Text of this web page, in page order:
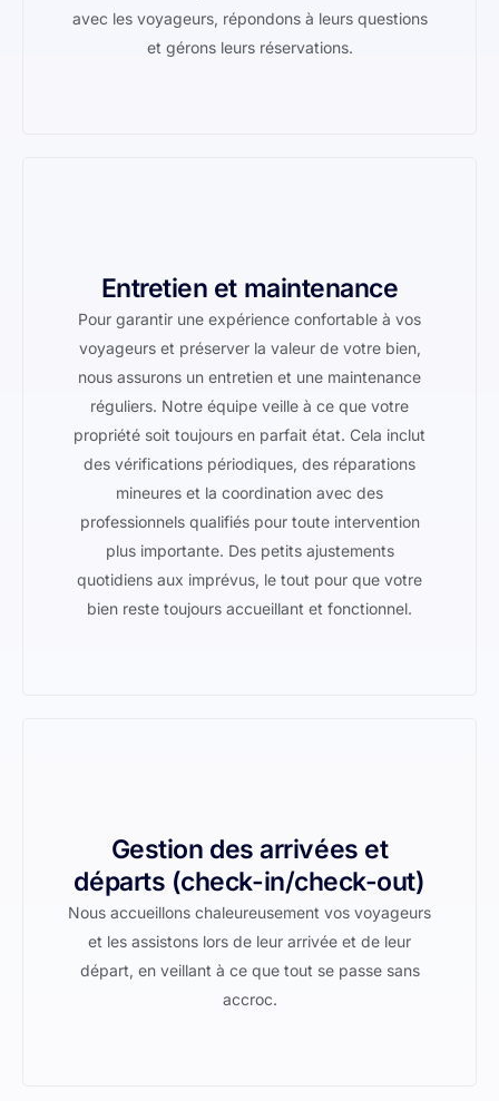
avec les voyageurs, répondons à leurs questions
et gérons leurs réservations.
Entretien et maintenance
Pour garantir une expérience confortable à vos
voyageurs et préserver la valeur de votre bien,
nous assurons un entretien et une maintenance
réguliers. Notre équipe veille à ce que votre
propriété soit toujours en parfait état. Cela inclut
des vérifications périodiques, des réparations
mineures et la coordination avec des
professionnels qualifiés pour toute intervention
plus importante. Des petits ajustements
quotidiens aux imprévus, le tout pour que votre
bien reste toujours accueillant et fonctionnel.
Gestion des arrivées et
départs (check-in/check-out)
Nous accueillons chaleureusement vos voyageurs
et les assistons lors de leur arrivée et de leur
départ, en veillant à ce que tout se passe sans
accroc.